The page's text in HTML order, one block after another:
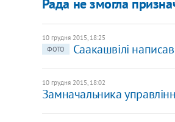
Рада не змогла
10 грудня 2015, 18:25
ФОТО
Саакашвілі
10 грудня 2015, 18:02
Замначальника